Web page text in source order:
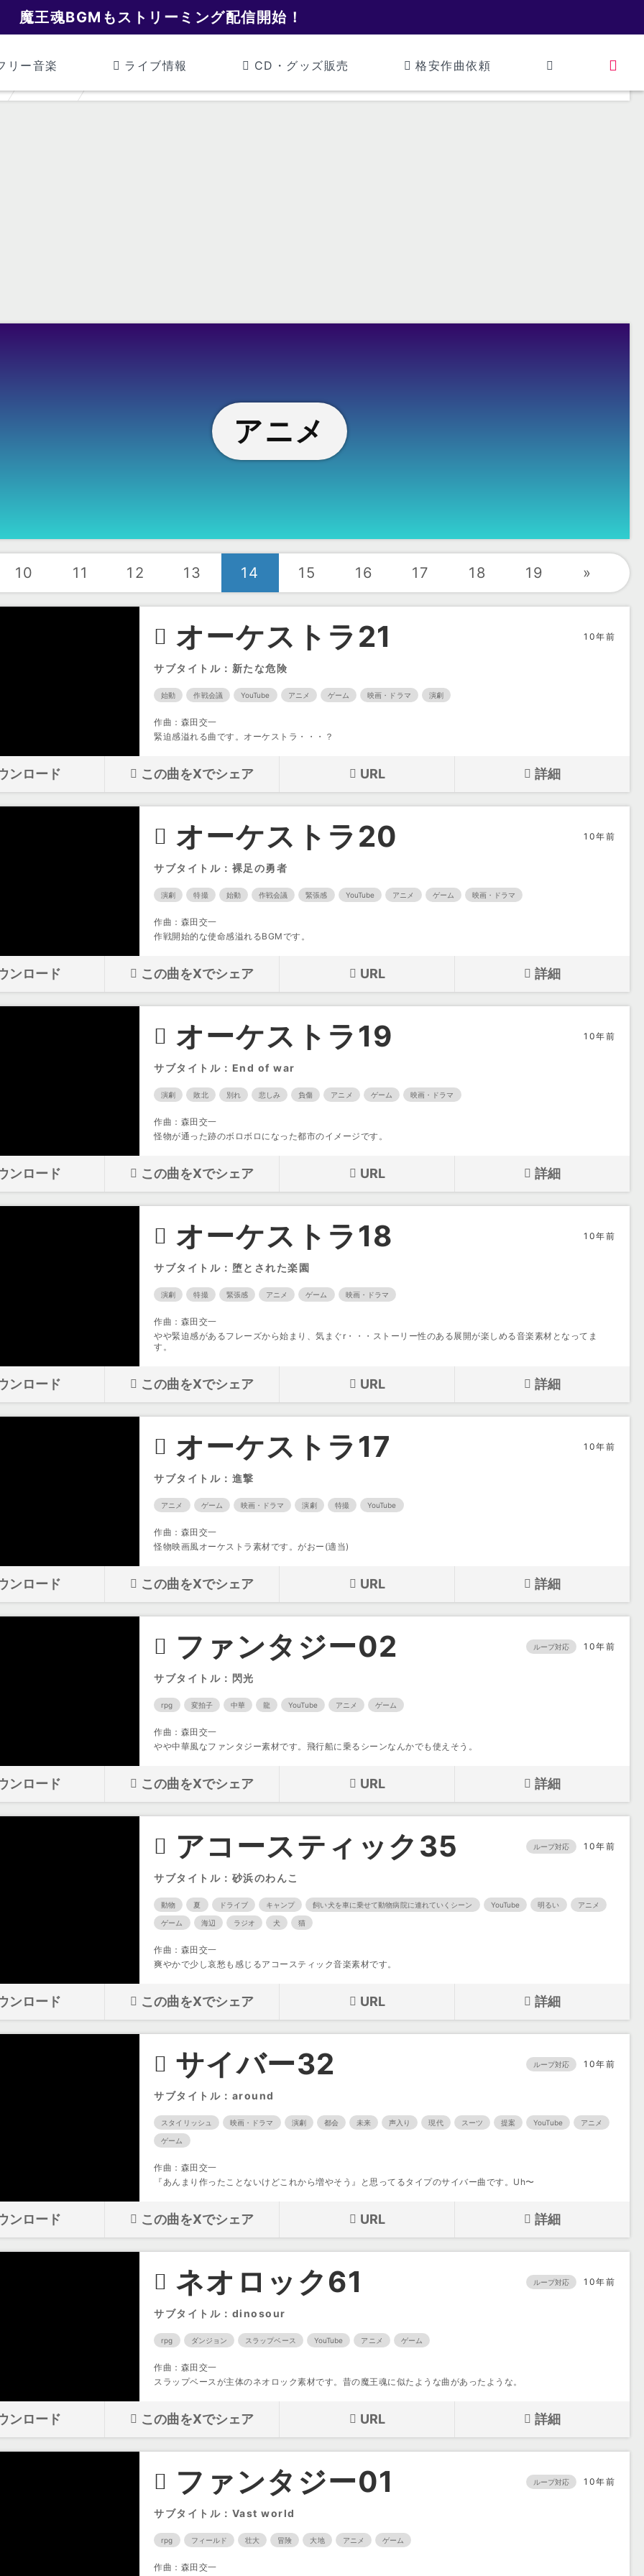
魔王魂BGMもストリーミング配信開始！
リー音楽 ライブ情報 CD・グッズ販売
格安作曲依頼
アニメ
10 11 12 13 14 15 16 17 18 19 »
オーケストラ21 10年前
サブタイトル：新たな危険
始動 作戦会議 YouTube アニメ ゲーム 映画・ドラマ 演劇
作曲：森田交一
緊迫感溢れる曲です。オーケストラ・・・？
ンロード この曲をXでシェア URL 詳細
オーケストラ20 10年前
サブタイトル：裸足の勇者
演劇 特撮 始動 作戦会議 緊張感 YouTube アニメ ゲーム 映画・ドラマ
作曲：森田交一
作戦開始的な使命感溢れるBGMです。
ンロード この曲をXでシェア URL 詳細
オーケストラ19 10年前
サブタイトル：End of war
演劇 敗北 別れ 悲しみ 負傷 アニメ ゲーム 映画・ドラマ
作曲：森田交一
怪物が通った跡のボロボロになった都市のイメージです。
ンロード この曲をXでシェア URL 詳細
オーケストラ18 10年前
サブタイトル：堕とされた楽園
演劇 特撮 緊張感 アニメ ゲーム 映画・ドラマ
作曲：森田交一
やや緊迫感があるフレーズから始まり、気まぐr・・・ストーリー性のある展開が楽しめる音楽素材となってま
す。
ンロード この曲をXでシェア URL 詳細
オーケストラ17 10年前
サブタイトル：進撃
アニメ ゲーム 映画・ドラマ 演劇 特撮 YouTube
作曲：森田交一
怪物映画風オーケストラ素材です。がおー(適当)
ンロード この曲をXでシェア URL 詳細
ファンタジー02 ループ対応 10年前
サブタイトル：閃光
rpg 変拍子 中華 龍 YouTube アニメ ゲーム
作曲：森田交一
やや中華風なファンタジー素材です。飛行船に乗るシーンなんかでも使えそう。
ンロード この曲をXでシェア URL 詳細
アコースティック35 ループ対応 10年前
サブタイトル：砂浜のわんこ
動物 夏 ドライブ キャンプ 飼い犬を車に乗せて動物病院に連れていくシーン YouTube 明るい アニメ
ゲーム 海辺 ラジオ 犬 猫
作曲：森田交一
爽やかで少し哀愁も感じるアコースティック音楽素材です。
ンロード この曲をXでシェア URL 詳細
サイバー32 ループ対応 10年前
サブタイトル：around
スタイリッシュ 映画・ドラマ 演劇 都会 未来 声入り 現代 スーツ 提案 YouTube アニメ
ゲーム
作曲：森田交一
『あんまり作ったことないけどこれから増やそう』と思ってるタイプのサイバー曲です。Uh〜
ンロード この曲をXでシェア URL 詳細
ネオロック61 ループ対応 10年前
サブタイトル：dinosour
rpg ダンジョン スラップベース YouTube アニメ ゲーム
作曲：森田交一
スラップベースが主体のネオロック素材です。昔の魔王魂に似たような曲があったような。
ンロード この曲をXでシェア URL 詳細
ファンタジー01 ループ対応 10年前
サブタイトル：Vast world
rpg フィールド 壮大 冒険 大地 アニメ ゲーム
作曲：森田交一